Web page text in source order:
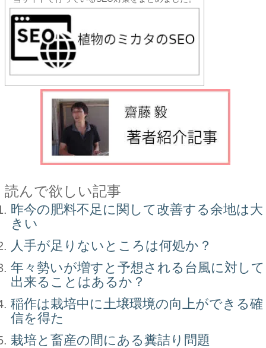
読んで欲しい記事
昨今の肥料不足に関して改善する余地は大
きい
人手が足りないところは何処か？
年々勢いが増すと予想される台風に対して
出来ることはあるか？
稲作は栽培中に土壌環境の向上ができる確
信を得た
栽培と畜産の間にある糞詰り問題